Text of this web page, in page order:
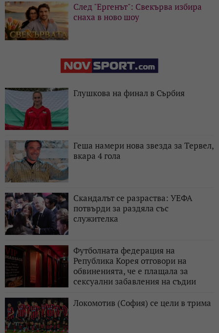
След "Ергенът": Свекърва избира
снаха в ново шоу
Глушкова на финал в Сърбия
Геша намери нова звезда за Тервел,
вкара 4 гола
Скандалът се разраства: УЕФА
потвърди за раздяла със
служителка
Футболната федерация на
Република Корея отговори на
обвиненията, че е плащала за
сексуални забавления на съдии
Локомотив (София) се цели в трима